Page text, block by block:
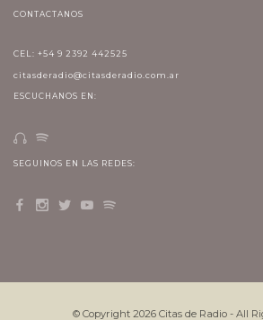
CONTACTANOS
CEL: +54 9 2392 442525
citasderadio@citasderadio.com.ar
ESCUCHANOS EN:
SEGUINOS EN LAS REDES:
© Copyright 2026 Citas de Radio - All